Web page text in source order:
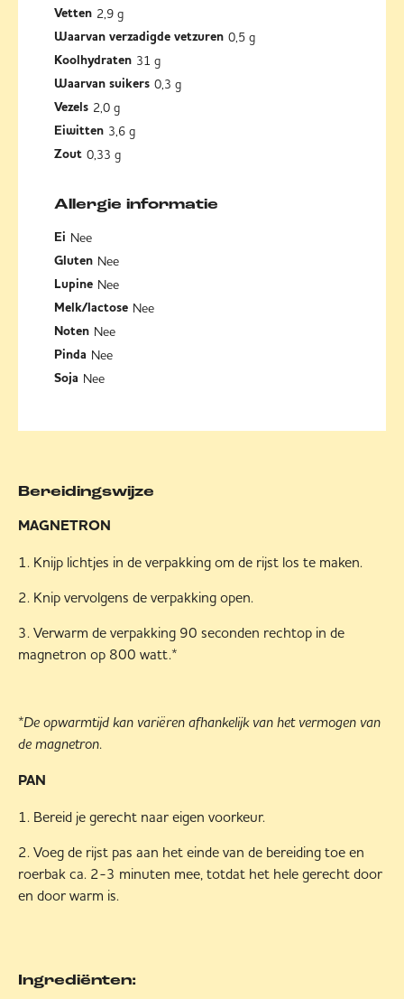
Vetten 2,9 g
Waarvan verzadigde vetzuren 0,5 g
Koolhydraten 31 g
Waarvan suikers 0,3 g
Vezels 2,0 g
Eiwitten 3,6 g
Zout 0,33 g
Allergie informatie
Ei Nee
Gluten Nee
Lupine Nee
Melk/lactose Nee
Noten Nee
Pinda Nee
Soja Nee
Bereidingswijze
MAGNETRON
Knijp lichtjes in de verpakking om de rijst los te maken.
Knip vervolgens de verpakking open.
Verwarm de verpakking 90 seconden rechtop in de
magnetron op 800 watt.*
*De opwarmtijd kan variëren afhankelijk van het vermogen van
de magnetron.
PAN
Bereid je gerecht naar eigen voorkeur.
Voeg de rijst pas aan het einde van de bereiding toe en
roerbak ca. 2-3 minuten mee, totdat het hele gerecht door
en door warm is.
Ingrediënten: